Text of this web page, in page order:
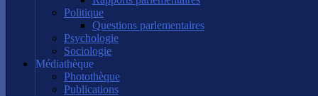
Politique
Questions parlementaires
Psychologie
Sociologie
Médiathèque
Photothèque
Publications